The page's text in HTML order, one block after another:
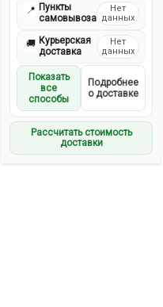
📍 Пункты
самовывоза
Нет
данных
🚚 Курьерская
доставка
Нет
данных
Показать
все
способы
Подробнее
о доставке
Рассчитать стоимость
доставки